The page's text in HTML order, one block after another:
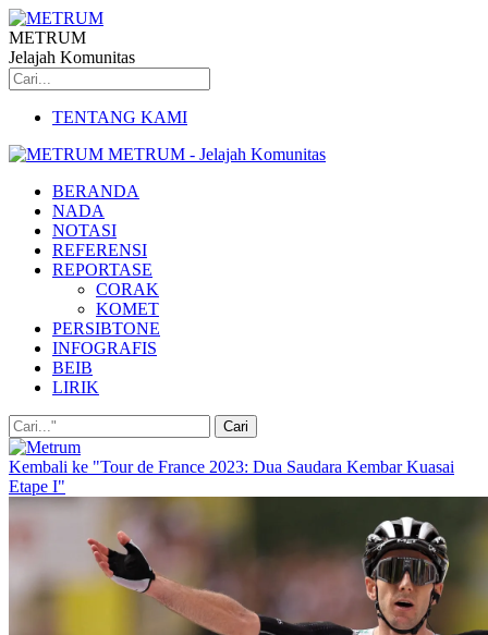
METRUM
Jelajah Komunitas
TENTANG KAMI
METRUM - Jelajah Komunitas
BERANDA
NADA
NOTASI
REFERENSI
REPORTASE
CORAK
KOMET
PERSIBTONE
INFOGRAFIS
BEIB
LIRIK
Kembali ke "Tour de France 2023: Dua Saudara Kembar Kuasai
Etape I"